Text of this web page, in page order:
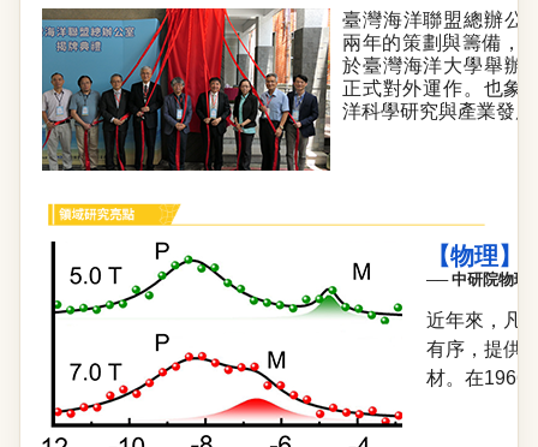
臺灣海洋聯盟總辦公
兩年的策劃與籌備，
於臺灣海洋大學舉辦
正式對外運作。 也象
洋科學研究與產業發
【物理
── 中研院物理
近年來，凡
有序， 提供
材。 在1966